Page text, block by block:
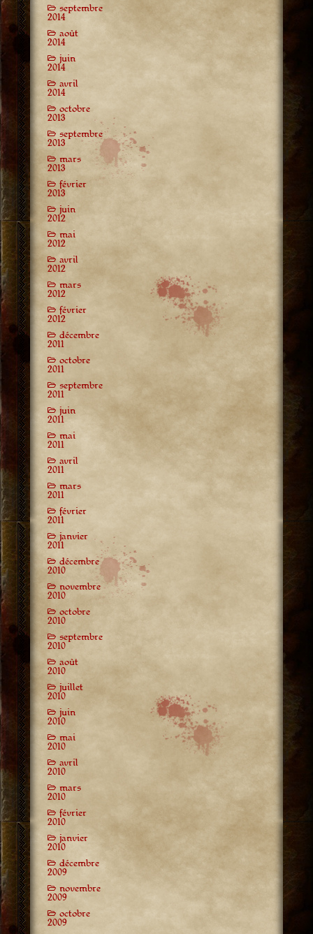
septembre
2014
août
2014
juin
2014
avril
2014
octobre
2013
septembre
2013
mars
2013
février
2013
juin
2012
mai
2012
avril
2012
mars
2012
février
2012
décembre
2011
octobre
2011
septembre
2011
juin
2011
mai
2011
avril
2011
mars
2011
février
2011
janvier
2011
décembre
2010
novembre
2010
octobre
2010
septembre
2010
août
2010
juillet
2010
juin
2010
mai
2010
avril
2010
mars
2010
février
2010
janvier
2010
décembre
2009
novembre
2009
octobre
2009